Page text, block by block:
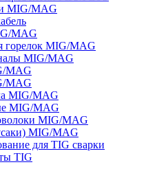
MIG/MAG
MAG
горелок MIG/MAG
MIG/MAG
MAG
MAG
MIG/MAG
MIG/MAG
MIG/MAG
MIG/MAG
для TIG сварки
TIG